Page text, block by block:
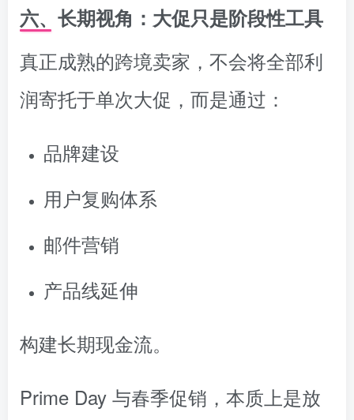
六、长期视角：大促只是阶段性工具
真正成熟的跨境卖家，不会将全部利
润寄托于单次大促，而是通过：
品牌建设
用户复购体系
邮件营销
产品线延伸
构建长期现金流。
Prime Day 与春季促销，本质上是放